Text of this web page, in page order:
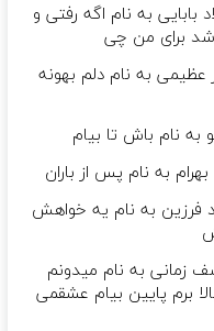
بابایی به نام اﮔﻪ رﻓﺘﻰ و
ﺷﺪ ﺑﺮای ﻣﻦ ﭼﻰ
عظیمی به نام دلم بهونه
به نام باش تا بیام
به نام پس از باران
فرزین به نام یه خواهش
زمانی به نام میدونم
برم پایین بیام عشقمی